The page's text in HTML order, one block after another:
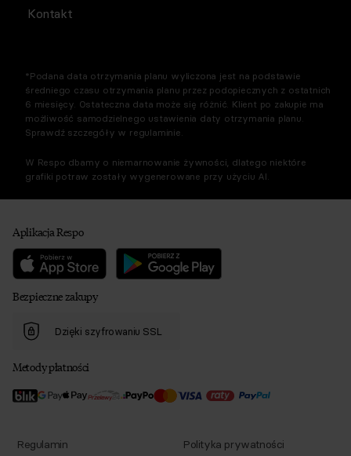
Kontakt
*Podana data otrzymania planu wyliczona jest na podstawie
średniego czasu otrzymania planu przez podopiecznych z ostatnich
6 miesięcy. Ostateczna data może się różnić. Klient po zakupie ma
możliwość samodzielnego ustawienia daty otrzymania planu.
Sprawdź szczegóły w regulaminie.
W Respo dbamy o niemarnowanie żywności, dlatego niektóre
grafiki potraw zostały wygenerowane przy użyciu AI.
Aplikacja Respo
Bezpieczne zakupy
Dzięki szyfrowaniu SSL
Metody płatności
Regulamin Polityka prywatności